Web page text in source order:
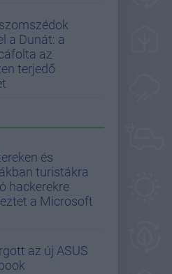
a Dunát: a
az
terjedő
és
turistákra
hackerekre
a Microsoft
az új ASUS